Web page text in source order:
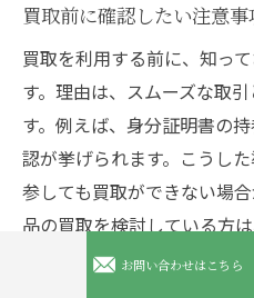
買取前に確認したい注意事
買取を利用する前に、知っ
す。理由は、スムーズな取
す。例えば、身分証明書の
認が挙げられます。こうした
参しても買取ができない場合
品の買取を検討している方
り確認しておきましょう。
お問い合わせはこちら